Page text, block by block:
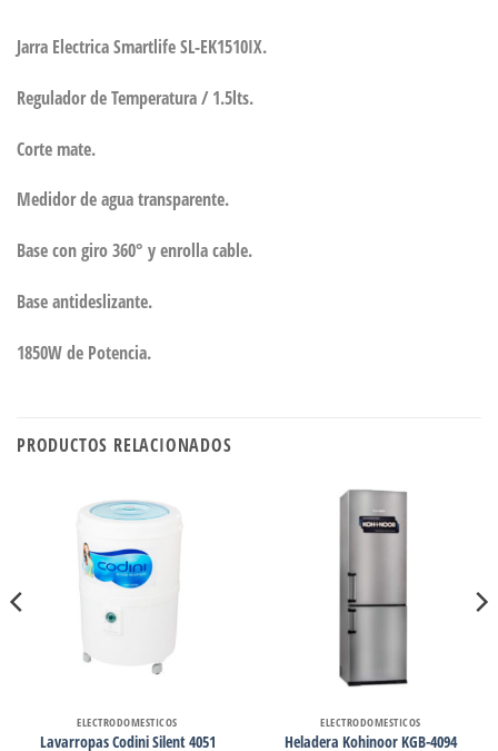
Jarra Electrica Smartlife SL-EK1510IX.
Regulador de Temperatura / 1.5lts.
Corte mate.
Medidor de agua transparente.
Base con giro 360° y enrolla cable.
Base antideslizante.
1850W de Potencia.
PRODUCTOS RELACIONADOS
ELECTRODOMESTICOS
Lavarropas Codini Silent 4051
ELECTRODOMESTICOS
Heladera Kohinoor KGB-4094